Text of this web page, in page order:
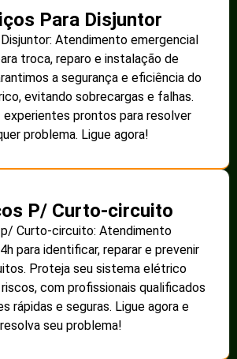
Para Disjuntor
Atendimento emergencial
troca, reparo e instalação de
a segurança e eficiência do
evitando sobrecargas e falhas.
experientes prontos para resolver
problema. Ligue agora!
P/ Curto-circuito
Curto-circuito: Atendimento
para identificar, reparar e prevenir
Proteja seu sistema elétrico
com profissionais qualificados
rápidas e seguras. Ligue agora e
resolva seu problema!